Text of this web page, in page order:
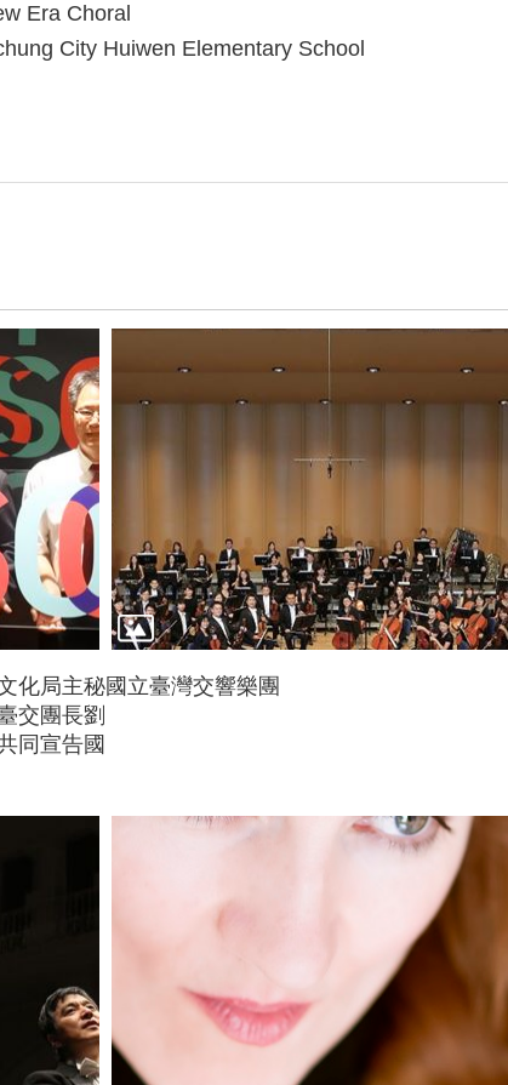
Era Choral
City Huiwen Elementary School
化局主秘
交團長劉
同宣告國
國立臺灣交響樂團